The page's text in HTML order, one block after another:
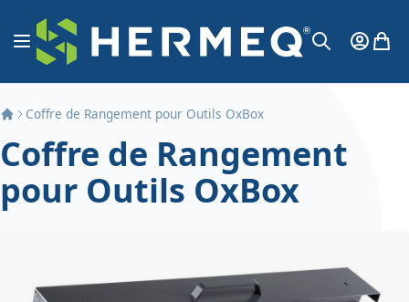
Aller au contenu
Affichage navigation
MonMon
Coffre de Rangement pour Outils OxBox
Coffre de Rangement
pour Outils OxBox